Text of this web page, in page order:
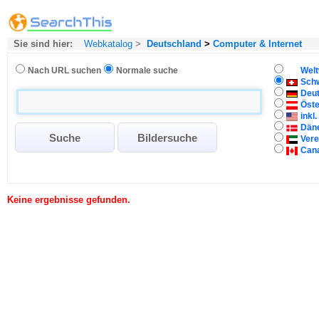
Sie sind hier: Webkatalog > Deutschland > Computer & Internet
Nach URL suchen Normale suche
inkl.
Keine ergebnisse gefunden.